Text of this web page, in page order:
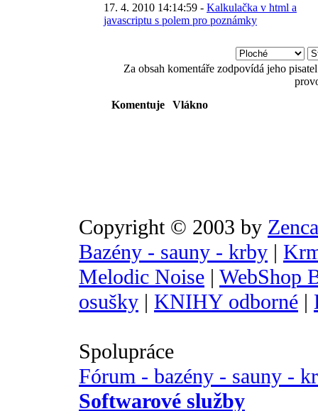
17. 4. 2010 14:14:59 - Kalkulačka v html a
javascriptu s polem pro poznámky
Za obsah komentáře zodpovídá jeho
Komentuje
Vlákno
Copyright © 2003 by
Bazény - sauny - krby |
Melodic Noise | WebShop
osušky | KNIHY odborné |
Spolupráce
Fórum - bazény - sauny -
Softwarové služby